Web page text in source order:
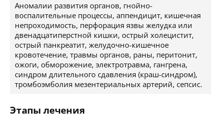
Аномалии развития органов, гнойно-
воспалительные процессы, аппендицит, кишечная
непроходимость, перфорация язвы желудка или
двенадцатиперстной кишки, острый холецистит,
острый панкреатит, желудочно-кишечное
кровотечение, травмы органов, раны, перитонит,
ожоги, обморожение, электротравма, гангрена,
синдром длительного сдавления (краш-синдром),
тромбоэмболия мезентериальных артерий, сепсис.
Этапы лечения